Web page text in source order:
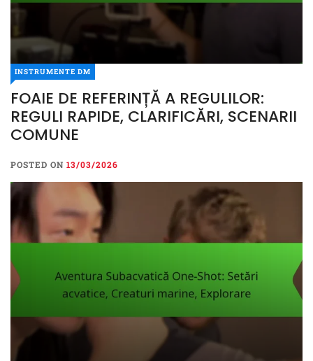
INSTRUMENTE DM
FOAIE DE REFERINȚĂ A REGULILOR:
REGULI RAPIDE, CLARIFICĂRI, SCENARII
COMUNE
POSTED ON 13/03/2026